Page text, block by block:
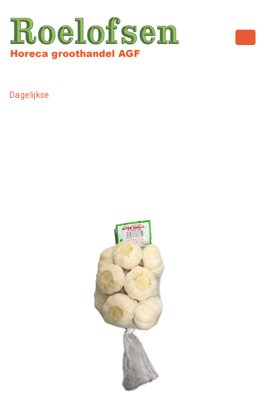
Dagelijkse